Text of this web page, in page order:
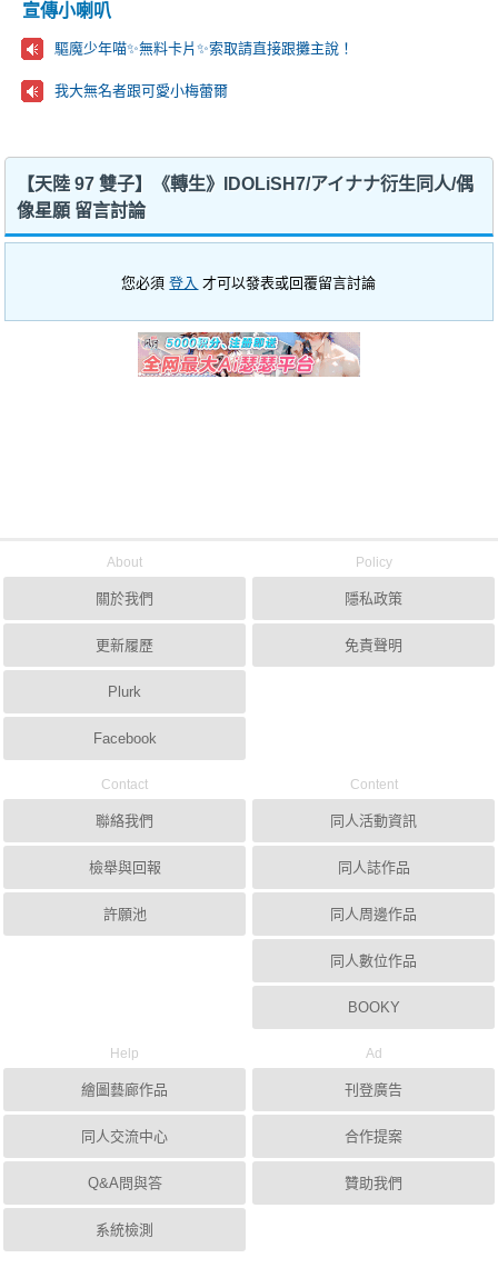
宣傳小喇叭
驅魔少年喵✨️無料卡片✨️索取請直接跟攤主說！
我大無名者跟可愛小梅蕾爾
【天陸 97 雙子】《轉生》IDOLiSH7/アイナナ衍生同人/偶
像星願 留言討論
您必須登入 才可以發表或回覆留言討論
About
關於我們
更新履歷
Plurk
Facebook
Policy
隱私政策
免責聲明
Contact
聯絡我們
檢舉與回報
許願池
Content
同人活動資訊
同人誌作品
同人周邊作品
同人數位作品
BOOKY
Help
繪圖藝廊作品
同人交流中心
Q&A問與答
系統檢測
Ad
刊登廣告
合作提案
贊助我們